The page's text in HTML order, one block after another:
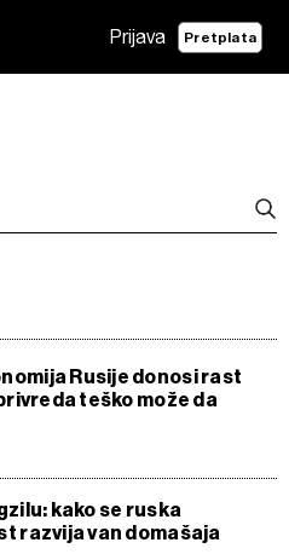
Prijava Pretplata
Rusije donosi rast
teško može da
kako se ruska
razvija van domašaja